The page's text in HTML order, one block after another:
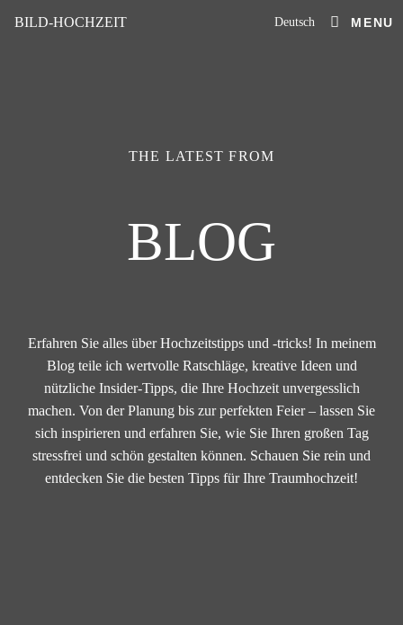
BILD-HOCHZEIT Deutsch MENU
THE LATEST FROM
BLOG
Erfahren Sie alles über Hochzeitstipps und -tricks! In meinem
Blog teile ich wertvolle Ratschläge, kreative Ideen und
nützliche Insider-Tipps, die Ihre Hochzeit unvergesslich
machen. Von der Planung bis zur perfekten Feier – lassen Sie
sich inspirieren und erfahren Sie, wie Sie Ihren großen Tag
stressfrei und schön gestalten können. Schauen Sie rein und
entdecken Sie die besten Tipps für Ihre Traumhochzeit!